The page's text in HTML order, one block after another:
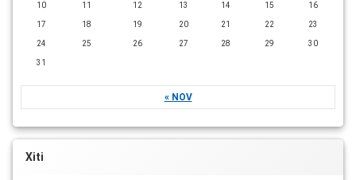
10 11 12 13 14 15 16
17 18 19 20 21 22 23
24 25 26 27 28 29 30
31
« NOV
Xiti